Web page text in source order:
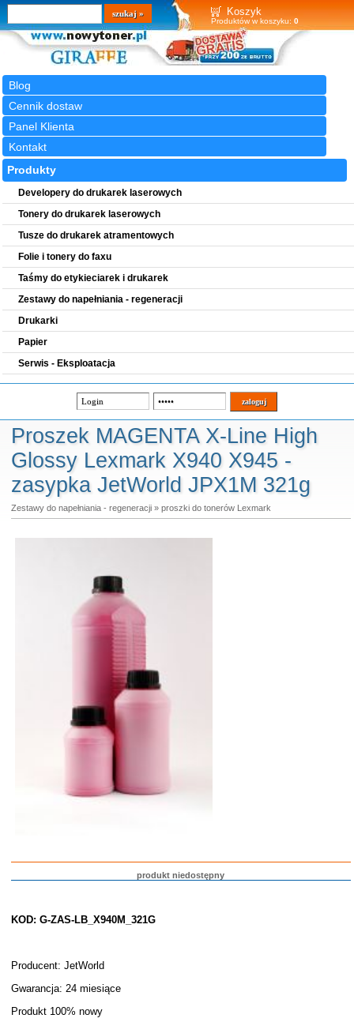
Koszyk
Produktów w koszyku: 0
Blog
Cennik dostaw
Panel Klienta
Kontakt
Wyszukiwarka
szukaj
Produkty
Developery do drukarek laserowych
Tonery do drukarek laserowych
Tusze do drukarek atramentowych
Folie i tonery do faxu
Taśmy do etykieciarek i drukarek
Zestawy do napełniania - regeneracji
Drukarki
Papier
Serwis - Eksploatacja
Proszek MAGENTA X-Line High
Glossy Lexmark X940 X945 -
zasypka JetWorld JPX1M 321g
Zestawy do napełniania - regeneracji» proszki do tonerów Lexmark
produkt niedostępny
KOD: G-ZAS-LB_X940M_321G
Producent: JetWorld
Gwarancja: 24 miesiące
Produkt 100% nowy